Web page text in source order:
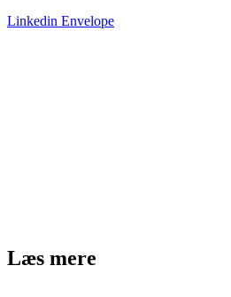
Linkedin Envelope
Læs mere